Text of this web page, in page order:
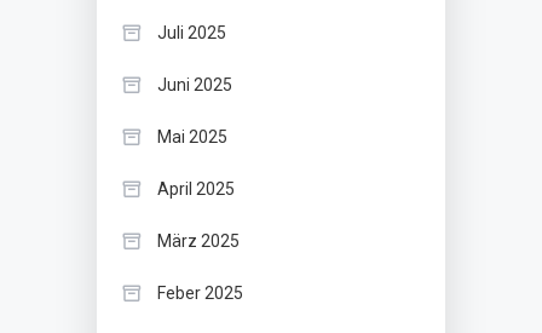
Juli 2025
Juni 2025
Mai 2025
April 2025
März 2025
Feber 2025